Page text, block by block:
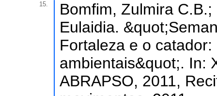
15.
Bomfim, Zulmira
Eulaidia.
Fortaleza e o
ambientais&quot;. In:
ABRAPSO, 2011,